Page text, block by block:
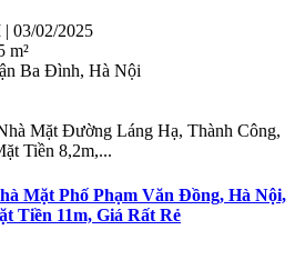
03/02/2025
m²
Ba Đình, Hà Nội
Mặt Đường Láng Hạ, Thành Công,
Tiền 8,2m,...
Mặt Phố Phạm Văn Đồng, Hà Nội,
Tiền 11m, Giá Rất Rẻ